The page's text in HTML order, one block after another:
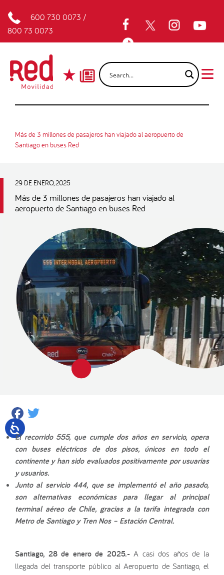
600 730 0073 /
800 73 0073
Más de 3 millones de pasajeros han viajado al aeropuerto de
Santiago en buses Red
29 DE ENERO, 2025
Más de 3 millones de pasajeros han viajado al
aeropuerto de Santiago en buses Red
Facebook
El recorrido 555, que cumple dos años en servicio, opera
con buses eléctricos de dos pisos, únicos en todo el
continente y han sido evaluados positivamente por usuarias
y usuarios.
Junto al servicio 444, que se implementó el año pasado,
son alternativas económicas para llegar al principal
terminal aéreo de Chile, gracias a la tarifa integrada con
Metro de Santiago y Tren Nos – Estación Central.
Santiago, 28 de enero de 2025.-A casi dos años de la
llegada del transporte público al Aeropuerto de Santiago, el